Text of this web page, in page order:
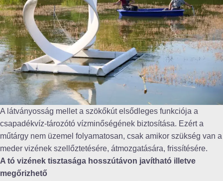
A látványosság mellet a szökőkút elsődleges funkciója a
csapadékvíz-tározótó vízminőségének biztosítása. Ezért a
műtárgy nem üzemel folyamatosan, csak amikor szükség van a
meder vizének szellőztetésére, átmozgatására, frissítésére.
A tó vizének tisztasága hosszútávon javítható illetve
megőrizhető